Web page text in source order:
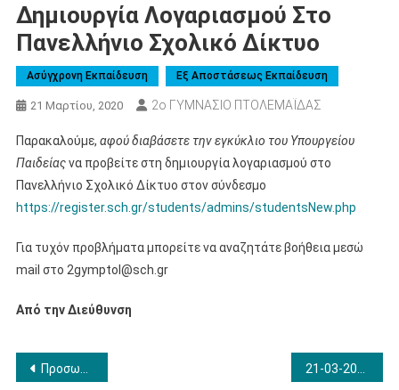
Δημιουργία Λογαριασμού Στο
Πανελλήνιο Σχολικό Δίκτυο
Ασύγχρονη Εκπαίδευση Εξ Αποστάσεως Εκπαίδευση
21 Μαρτίου, 2020 2ο ΓΥΜΝΑΣΙΟ ΠΤΟΛΕΜΑΪΔΑΣ
Παρακαλούμε, αφού διαβάσετε την εγκύκλιο του Υπουργείου
Παιδείαςνα προβείτε στη δημιουργία λογαριασμού στο
Πανελλήνιο Σχολικό Δίκτυο στον σύνδεσμο
https://register.sch.gr/students/admins/studentsNew.php
Για τυχόν προβλήματα μπορείτε να αναζητάτε βοήθεια μεσώ
mail στο 2gymptol@sch.gr
Από την Διεύθυνση
Πλοήγηση
Προσωρινή απαγόρευση της εκπαιδευτικής λειτουργίας όλων των εκπαιδευτικών δομών έως και 24.3.2020